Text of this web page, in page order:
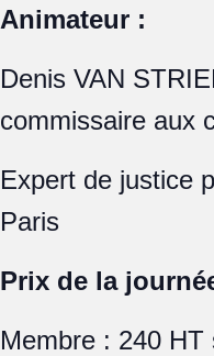
Animateur :
Denis VAN
commissaire aux
Expert de justice
Paris
Prix de la
Membre : 240